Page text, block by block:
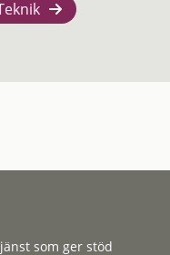
som ger stöd